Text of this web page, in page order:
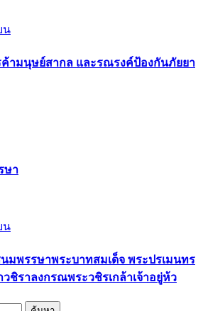
น
ามนุษย์สากล และรณรงค์ป้องกันภัยยา
ษา
น
มพรรษาพระบาทสมเด็จ พระปรเมนทร
ชิราลงกรณพระวชิรเกล้าเจ้าอยู่ห้ว